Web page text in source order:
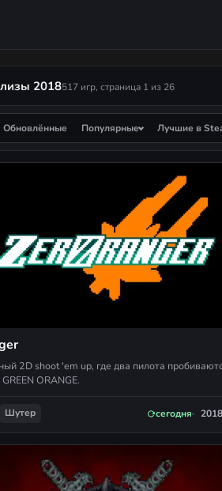
2018517 игр, страница 1 из 26
Обновлённые Популярные Лучшие в
2D shoot 'em up, где два пилота
ORANGE.
Шутер сегодня 2018